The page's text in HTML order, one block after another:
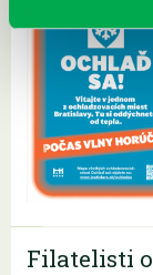
Filatelisti